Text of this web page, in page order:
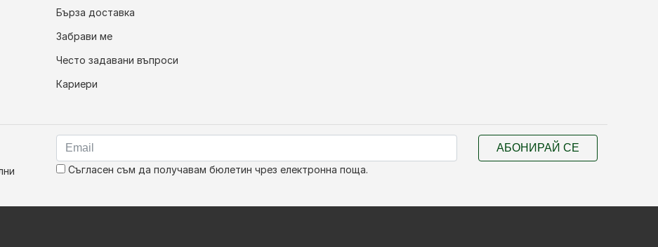
Бърза доставка
Забрави ме
Често задавани въпроси
Кариери
Съгласен съм да получавам бюлетин чрез електронна поща.
АБОНИРАЙ СЕ